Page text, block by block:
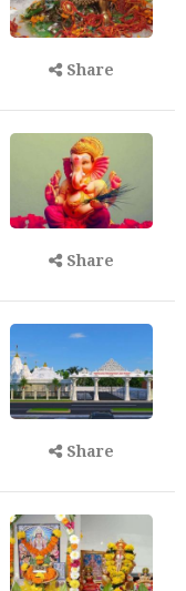
Share
Share
Share